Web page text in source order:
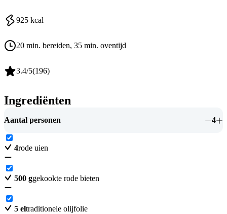
925 kcal
20 min. bereiden, 35 min. oventijd
3.4/5(196)
Ingrediënten
Aantal personen 4
4rode uien
500 ggekookte rode bieten
5 eltraditionele olijfolie